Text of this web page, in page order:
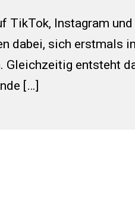
Instagram
dabei, sich erstmals
entsteht
[…]